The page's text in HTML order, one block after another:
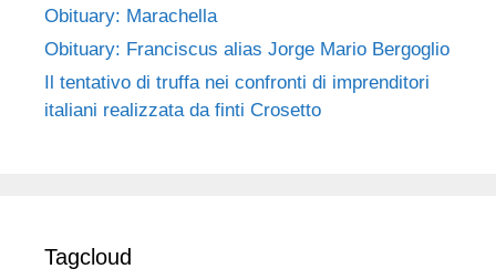
Obituary: Marachella
Obituary: Franciscus alias Jorge Mario Bergoglio
Il tentativo di truffa nei confronti di imprenditori
italiani realizzata da finti Crosetto
Tagcloud